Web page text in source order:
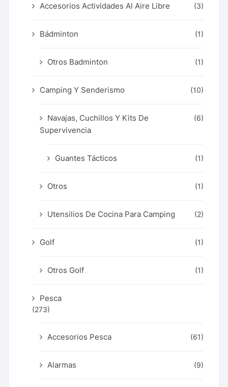
Accesorios Actividades Al Aire Libre (3)
Bádminton (1)
Otros Badminton (1)
Camping Y Senderismo (10)
Navajas, Cuchillos Y Kits De
Supervivencia
(6)
Guantes Tácticos (1)
Otros (1)
Utensilios De Cocina Para Camping (2)
Golf (1)
Otros Golf (1)
Pesca
(273)
Accesorios Pesca (61)
Alarmas (9)